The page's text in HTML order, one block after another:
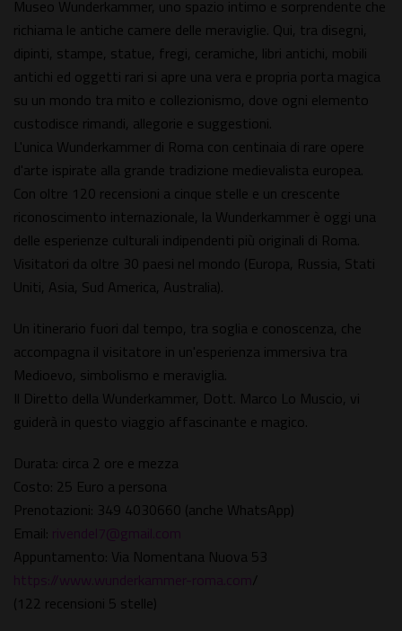
Museo Wunderkammer, uno spazio intimo e sorprendente che
richiama le antiche camere delle meraviglie. Qui, tra disegni,
dipinti, stampe, statue, fregi, ceramiche, libri antichi, mobili
antichi ed oggetti rari si apre una vera e propria porta magica
su un mondo tra mito e collezionismo, dove ogni elemento
custodisce rimandi, allegorie e suggestioni.
L'unica Wunderkammer di Roma con centinaia di rare opere
d'arte ispirate alla grande tradizione medievalista europea.
Con oltre 120 recensioni a cinque stelle e un crescente
riconoscimento internazionale, la Wunderkammer è oggi una
delle esperienze culturali indipendenti più originali di Roma.
Visitatori da oltre 30 paesi nel mondo (Europa, Russia, Stati
Uniti, Asia, Sud America, Australia).
Un itinerario fuori dal tempo, tra soglia e conoscenza, che
accompagna il visitatore in un'esperienza immersiva tra
Medioevo, simbolismo e meraviglia.
Il Diretto della Wunderkammer, Dott. Marco Lo Muscio, vi
guiderà in questo viaggio affascinante e magico.
Durata: circa 2 ore e mezza
Costo: 25 Euro a persona
Prenotazioni: 349 4030660 (anche WhatsApp)
Email: rivendel7@gmail.com
Appuntamento: Via Nomentana Nuova 53
https://www.wunderkammer-roma.com/
(122 recensioni 5 stelle)